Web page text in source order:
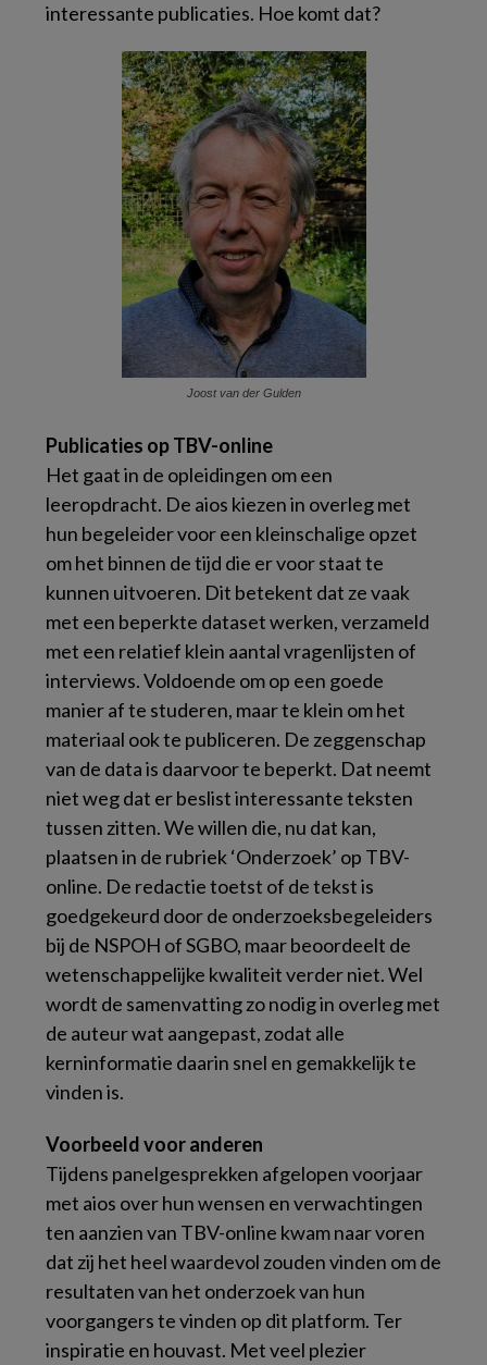
interessante publicaties. Hoe komt dat?
Joost van der Gulden
Publicaties op TBV-online
Het gaat in de opleidingen om een
leeropdracht. De aios kiezen in overleg met
hun begeleider voor een kleinschalige opzet
om het binnen de tijd die er voor staat te
kunnen uitvoeren. Dit betekent dat ze vaak
met een beperkte dataset werken, verzameld
met een relatief klein aantal vragenlijsten of
interviews. Voldoende om op een goede
manier af te studeren, maar te klein om het
materiaal ook te publiceren. De zeggenschap
van de data is daarvoor te beperkt. Dat neemt
niet weg dat er beslist interessante teksten
tussen zitten. We willen die, nu dat kan,
plaatsen in de rubriek ‘Onderzoek’ op TBV-
online. De redactie toetst of de tekst is
goedgekeurd door de onderzoeksbegeleiders
bij de NSPOH of SGBO, maar beoordeelt de
wetenschappelijke kwaliteit verder niet. Wel
wordt de samenvatting zo nodig in overleg met
de auteur wat aangepast, zodat alle
kerninformatie daarin snel en gemakkelijk te
vinden is.
Voorbeeld voor anderen
Tijdens panelgesprekken afgelopen voorjaar
met aios over hun wensen en verwachtingen
ten aanzien van TBV-online kwam naar voren
dat zij het heel waardevol zouden vinden om de
resultaten van het onderzoek van hun
voorgangers te vinden op dit platform. Ter
inspiratie en houvast. Met veel plezier